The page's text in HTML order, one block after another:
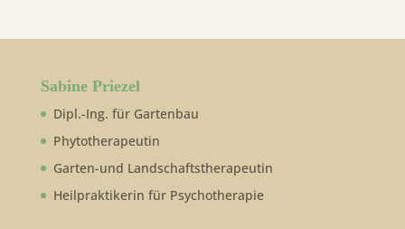
Sabine Priezel
Dipl.-Ing. für Gartenbau
Phytotherapeutin
Garten-und Landschaftstherapeutin
Heilpraktikerin für Psychotherapie